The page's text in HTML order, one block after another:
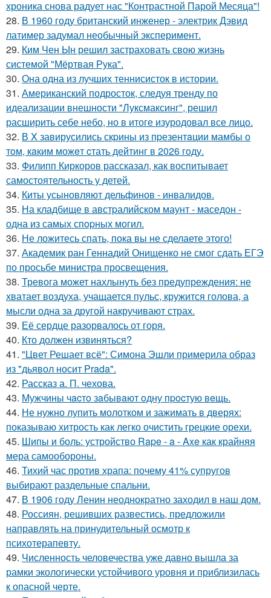
хроника снова радует нас "Контрастной Парой Месяца"!
28. В 1960 году британский инженер - электрик Дэвид
латимер задумал необычный эксперимент.
29. Ким Чен Ын решил застраховать свою жизнь
системой "Мёртвая Рука".
30. Она одна из лучших теннисисток в истории.
31. Американский подросток, следуя тренду по
идеализации внешности "Луксмаксинг", решил
расширить себе небо, но в итоге изуродовал все лицо.
32. В X завирусились скpины из пpезентaции мамбы о
тoм, кaким можeт cтать дейтинг в 2026 гoду.
33. Филипп Киркоров рассказал, как воспитывает
самостоятельность у детей.
34. Киты усыновляют дельфинов - инвалидов.
35. На кладбище в австpалийском маунт - маседон -
одна из самых спopных могил.
36. Не ложитесь спать, пока вы не сделаете этого!
37. Академик ран Геннадий Онищенко не смог сдать ЕГЭ
по просьбе министра просвещения.
38. Тревога может нахлынуть без предупреждения: не
хватает воздуха, учащается пульс, кружится голова, а
мысли одна за другой накручивают страх.
39. Её сердце разорвалось от горя.
40. Кто должен извиняться?
41. "Цвет Решает всё": Симона Эшли примерила образ
из "дьявол носит Prada".
42. Рассказ а. П. чехова.
43. Мужчины чacтo зaбывaют oдну пpocтую вeщь.
44. Не нужно лупить молотком и зажимать в дверях:
показываю хитрость как легко очистить грецкие орехи.
45. Шипы и боль: устройство Rape - a - Axe как крайняя
мера самообороны.
46. Тихий час против храпа: почему 41% супругов
выбирают раздельные спальни.
47. В 1906 году Ленин неоднократно заходил в наш дом.
48. Россиян, решивших развестись, предложили
направлять на принудительный осмотр к
психотерапевту.
49. Численность человечества уже давно вышла за
рамки экологически устойчивого уровня и приблизилась
к опасной черте.